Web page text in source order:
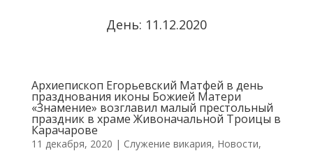
День: 11.12.2020
Архиепископ Егорьевский Матфей в день
празднования иконы Божией Матери
«Знамение» возглавил малый престольный
праздник в храме Живоначальной Троицы в
Карачарове
11 декабря, 2020 | Cлужение викария, Новости,